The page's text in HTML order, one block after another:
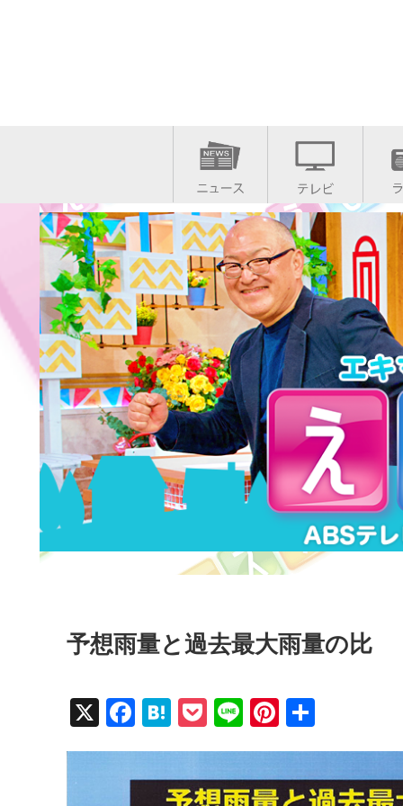
予想雨量と過去最大雨量の比
X
F
H
n
P
et
Li
Pi
e